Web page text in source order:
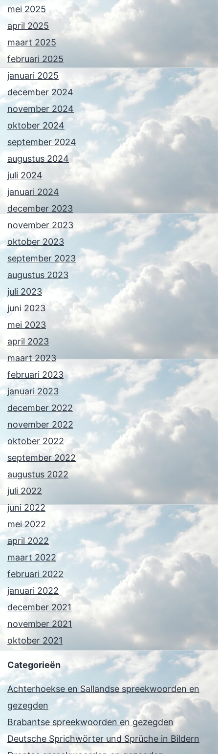
mei 2025
april 2025
maart 2025
februari 2025
januari 2025
december 2024
november 2024
oktober 2024
september 2024
augustus 2024
juli 2024
januari 2024
december 2023
november 2023
oktober 2023
september 2023
augustus 2023
juli 2023
juni 2023
mei 2023
april 2023
maart 2023
februari 2023
januari 2023
december 2022
november 2022
oktober 2022
september 2022
augustus 2022
juli 2022
juni 2022
mei 2022
april 2022
maart 2022
februari 2022
januari 2022
december 2021
november 2021
oktober 2021
Categorieën
Achterhoekse en Sallandse spreekwoorden en
gezegden
Brabantse spreekwoorden en gezegden
Deutsche Sprichwörter und Sprüche in Bildern